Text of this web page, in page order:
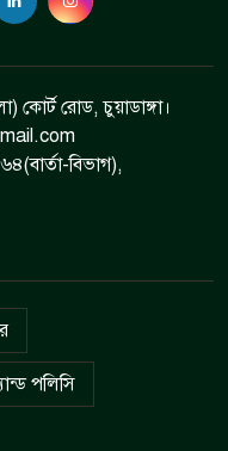
কোর্ট রোড, চুয়াডাঙ্গা।
বিভাগ),
পলিসি